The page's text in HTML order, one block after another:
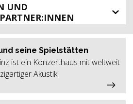
UND
seine Spielstätten
ist ein Konzerthaus mit weltweit
Akustik.